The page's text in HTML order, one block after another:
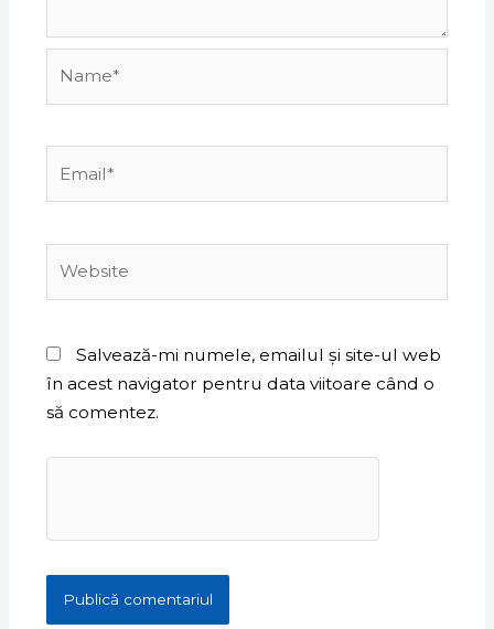
Salvează-mi numele, emailul și site-ul web
în acest navigator pentru data viitoare când o
să comentez.